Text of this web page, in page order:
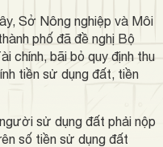
Sở Nông nghiệp và Môi
phố đã đề nghị Bộ
chính, bãi bỏ quy định thu
tiền sử dụng đất, tiền
sử dụng đất phải nộp
số tiền sử dụng đất